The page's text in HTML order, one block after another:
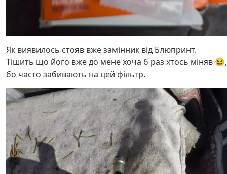
Як виявилось стояв вже замінник від Блюпринт.
Тішить що його вже до мене хоча б раз хтось міняв 😆,
бо часто забивають на цей фільтр.